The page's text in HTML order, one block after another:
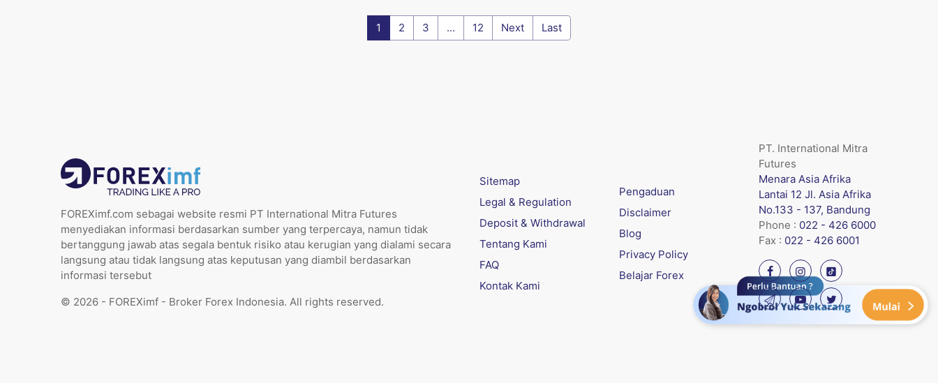
1 2 3 ... 12 Next Last
FOREXimf.com sebagai website resmi PT International Mitra Futures
menyediakan informasi berdasarkan sumber yang terpercaya, namun tidak
bertanggung jawab atas segala bentuk risiko atau kerugian yang dialami secara
langsung atau tidak langsung atas keputusan yang diambil berdasarkan
informasi tersebut
© 2026 - FOREXimf - Broker Forex Indonesia. All rights reserved.
Sitemap
Legal & Regulation
Deposit & Withdrawal
Tentang Kami
FAQ
Kontak Kami
Pengaduan
Disclaimer
Blog
Privacy Policy
Belajar Forex
PT. International Mitra
Futures
Menara Asia Afrika
Lantai 12 Jl. Asia Afrika
No.133 - 137, Bandung
Phone : 022 - 426 6000
Fax : 022 - 426 6001